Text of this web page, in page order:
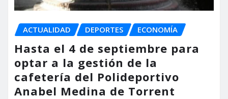
ACTUALIDAD DEPORTES ECONOMÍA
Hasta el 4 de septiembre para
optar a la gestión de la
cafetería del Polideportivo
Anabel Medina de Torrent